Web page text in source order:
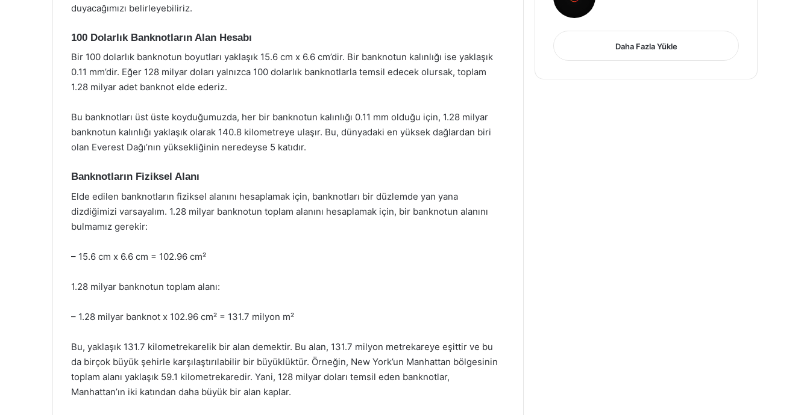
duyacağımızı belirleyebiliriz.
100 Dolarlık Banknotların Alan Hesabı
Bir 100 dolarlık banknotun boyutları yaklaşık 15.6 cm x 6.6 cm’dir. Bir banknotun kalınlığı ise yaklaşık
0.11 mm’dir. Eğer 128 milyar doları yalnızca 100 dolarlık banknotlarla temsil edecek olursak, toplam
1.28 milyar adet banknot elde ederiz.
Bu banknotları üst üste koyduğumuzda, her bir banknotun kalınlığı 0.11 mm olduğu için, 1.28 milyar
banknotun kalınlığı yaklaşık olarak 140.8 kilometreye ulaşır. Bu, dünyadaki en yüksek dağlardan biri
olan Everest Dağı’nın yüksekliğinin neredeyse 5 katıdır.
Banknotların Fiziksel Alanı
Elde edilen banknotların fiziksel alanını hesaplamak için, banknotları bir düzlemde yan yana
dizdiğimizi varsayalım. 1.28 milyar banknotun toplam alanını hesaplamak için, bir banknotun alanını
bulmamız gerekir:
– 15.6 cm x 6.6 cm = 102.96 cm²
1.28 milyar banknotun toplam alanı:
– 1.28 milyar banknot x 102.96 cm² = 131.7 milyon m²
Bu, yaklaşık 131.7 kilometrekarelik bir alan demektir. Bu alan, 131.7 milyon metrekareye eşittir ve bu
da birçok büyük şehirle karşılaştırılabilir bir büyüklüktür. Örneğin, New York’un Manhattan bölgesinin
toplam alanı yaklaşık 59.1 kilometrekaredir. Yani, 128 milyar doları temsil eden banknotlar,
Manhattan’ın iki katından daha büyük bir alan kaplar.
Daha Fazla Yükle